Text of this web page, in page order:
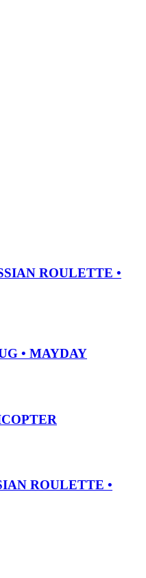
ROULETTE •
• MAYDAY
ROULETTE •